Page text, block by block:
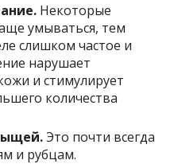
Некоторые
умываться, тем
слишком частое и
нарушает
и стимулирует
количества
Это почти всегда
и рубцам.